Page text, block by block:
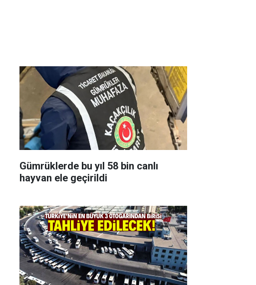
Gümrüklerde bu yıl 58 bin canlı
hayvan ele geçirildi